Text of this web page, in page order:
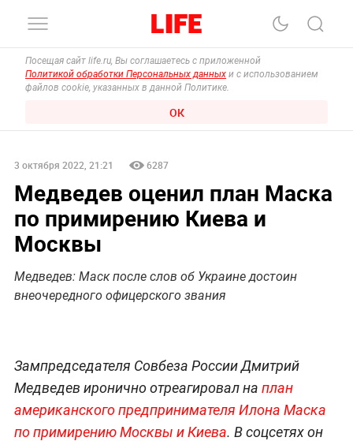
Посещая сайт life.ru, Вы соглашаетесь с приложенной
Политикой обработки Персональных данных и с использованием
файлов cookie, указанных в данной Политике.
ОК
3 октября 2022, 21:21 6287
Медведев оценил план Маска
по примирению Киева и
Москвы
Медведев: Маск после слов об Украине достоин
внеочередного офицерского звания
Зампредседателя Совбеза России Дмитрий
Медведев иронично отреагировал на план
американского предпринимателя Илона Маска
по примирению Москвы и Киева. В соцсетях он